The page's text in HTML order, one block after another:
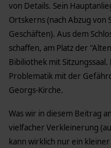
von Details. Sein
Ortskerns (nach Abzug von
Geschäften). Aus dem
schaffen, am Platz der
Bibiliothek mit
Problematik mit der
Georgs-Kirche.
Was wir in diesem Beitrag
vielfacher Verkleinerung
kann wirklich nur ein